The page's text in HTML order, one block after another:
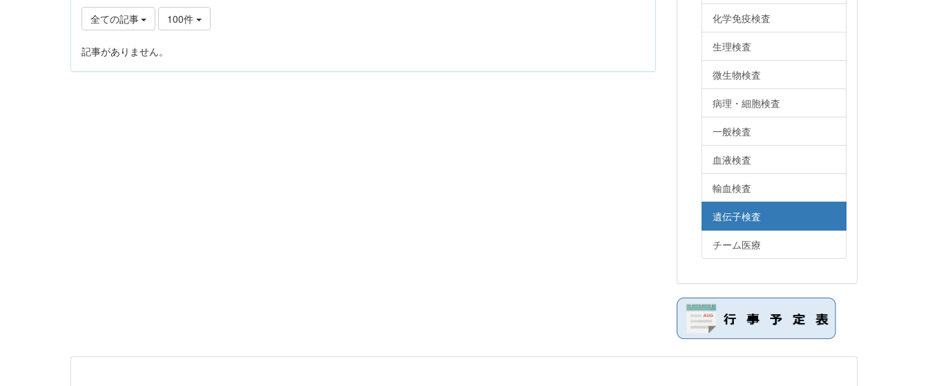
全ての記事 100件
記事がありません。
化学免疫検査
生理検査
微生物検査
病理・細胞検査
一般検査
血液検査
輸血検査
遺伝子検査
チーム医療